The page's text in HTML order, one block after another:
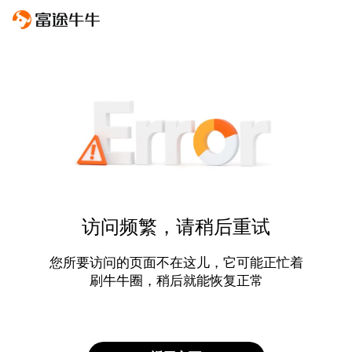
访问频繁，请稍后重试
您所要访问的页面不在这儿，它可能正忙着
刷牛牛圈，稍后就能恢复正常